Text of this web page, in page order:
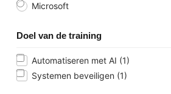
Microsoft
Doel van de training
Automatiseren met AI (1)
Systemen beveiligen (1)